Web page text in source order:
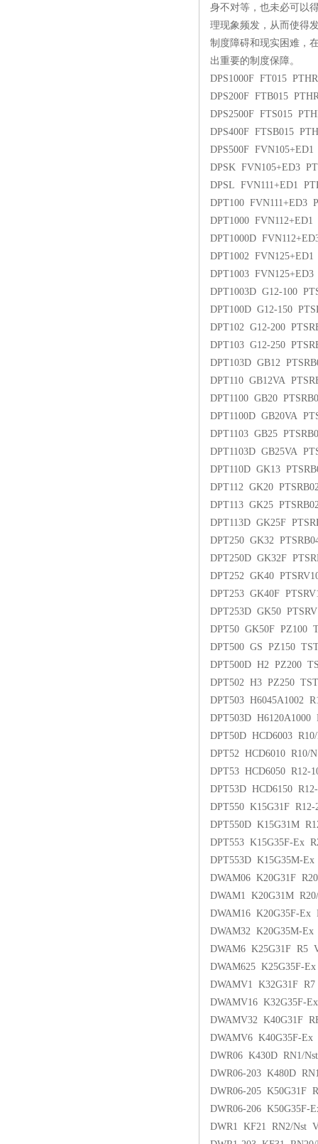
身不对等，也未必可以
理现象频发，从而使得
制度障碍和现实困难，
出重要的制度保障。
DPS1000F FT015
DPS200F FTB015
DPS2500F FTS015
DPS400F FTSB015
DPS500F
DPSK FVN105+ED3
DPSL FVN111+ED1
DPT100 FVN111+ED3
DPT1000
DPT1000D
DPT1002
DPT1003
DPT1003D G12-100
DPT100D G12-150
DPT102 G12-200
DPT103 G12-250
DPT103D GB12
DPT110 GB12VA
DPT1100 GB20
DPT1100D GB20VA
DPT1103 GB25
DPT1103D GB25VA
DPT110D GK13
DPT112 GK20
DPT113 GK25
DPT113D GK25F
DPT250 GK32
DPT250D GK32F
DPT252 GK40
DPT253 GK40F
DPT253D GK50
DPT50 GK50F PZ100
DPT500 GS PZ150
DPT500D H2 PZ200
DPT502 H3 PZ250
DPT503 H6045A1002
DPT503D H6120A1000
DPT50D HCD6003
DPT52 HCD6010 R10/
DPT53 HCD6050 R12-
DPT53D HCD6150
DPT550 K15G31F
DPT550D K15G31M
DPT553 K15G35F-Ex
DPT553D K15G35M-
DWAM06 K20G31F
DWAM1 K20G31M
DWAM16 K20G35F-
DWAM32 K20G35M-
DWAM6 K25G31F R5
DWAM625 K25G35F-
DWAMV1 K32G31F
DWAMV16 K32G35F-
DWAMV32 K40G31F
DWAMV6 K40G35F-
DWR06 K430D RN1/
DWR06-203 K480D
DWR06-205 K50G31F
DWR06-206 K50G35F-
DWR1 KF21 RN2/Nst